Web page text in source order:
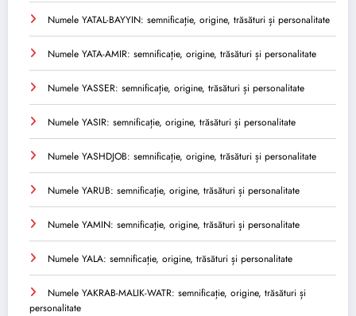
Numele YATAL-BAYYIN: semnificație, origine, trăsături și personalitate
Numele YATA-AMIR: semnificație, origine, trăsături și personalitate
Numele YASSER: semnificație, origine, trăsături și personalitate
Numele YASIR: semnificație, origine, trăsături și personalitate
Numele YASHDJOB: semnificație, origine, trăsături și personalitate
Numele YARUB: semnificație, origine, trăsături și personalitate
Numele YAMIN: semnificație, origine, trăsături și personalitate
Numele YALA: semnificație, origine, trăsături și personalitate
Numele YAKRAB-MALIK-WATR: semnificație, origine, trăsături și
personalitate